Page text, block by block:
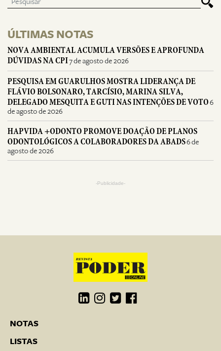
ÚLTIMAS NOTAS
NOVA AMBIENTAL ACUMULA VERSÕES E APROFUNDA
DÚVIDAS NA CPI7 de agosto de 2026
PESQUISA EM GUARULHOS MOSTRA LIDERANÇA DE
FLÁVIO BOLSONARO, TARCÍSIO, MARINA SILVA,
DELEGADO MESQUITA E GUTI NAS INTENÇÕES DE VOTO6
de agosto de 2026
HAPVIDA +ODONTO PROMOVE DOAÇÃO DE PLANOS
ODONTOLÓGICOS A COLABORADORES DA ABADS6 de
agosto de 2026
-Publicidade-
NOTAS
LISTAS